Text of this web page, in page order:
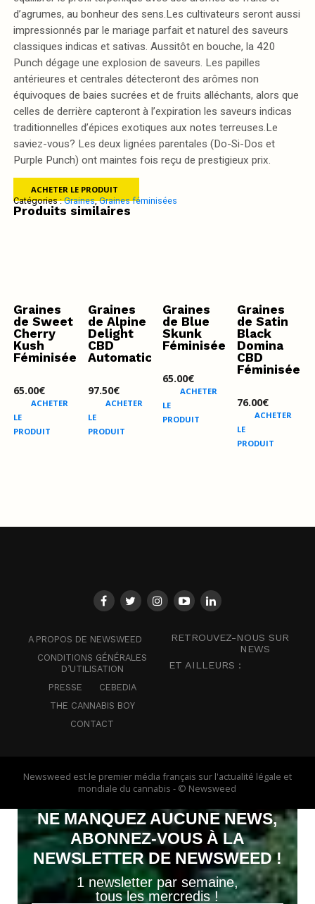
d’agrumes, au bonheur des sens.Les cultivateurs seront aussi
impressionnés par le mariage parfait et naturel des saveurs
classiques indicas et sativas. Aussitôt en bouche, la 420
Punch dégage une explosion de saveurs. Les papilles
antérieures et centrales détecteront des arômes non
équivoques de baies sucrées et de fruits alléchants, alors que
celles de derrière capteront à l’expiration les saveurs indicas
traditionnelles d’épices exotiques aux notes terreuses.Le
saviez-vous? Les deux lignées parentales (Do-Si-Dos et
Purple Punch) ont maintes fois reçu de prestigieux prix.
ACHETER LE PRODUIT
Catégories :Graines,Graines féminisées
Produits similaires
Graines
de Sweet
Cherry
Kush
Féminisées
65.00€
ACHETER
LE
PRODUIT
Graines
de Alpine
Delight
CBD
Automatic
97.50€
ACHETER
LE
PRODUIT
Graines
de Blue
Skunk
Féminisées
65.00€
ACHETER
LE
PRODUIT
Graines
de Satin
Black
Domina
CBD
Féminisée
76.00€
ACHETER
LE
PRODUIT
A PROPOS DE NEWSWEED
CONDITIONS GÉNÉRALES
D’UTILISATION
PRESSE
CEBEDIA
THE CANNABIS BOY
CONTACT
RETROUVEZ-NOUS SUR
NEWS
ET AILLEURS :
Newsweed est le premier média français sur l'actualité légale et
mondiale du cannabis - © Newsweed
NE MANQUEZ AUCUNE NEWS,
ABONNEZ-VOUS À LA
NEWSLETTER DE NEWSWEED !
1 newsletter par semaine,
tous les mercredis !